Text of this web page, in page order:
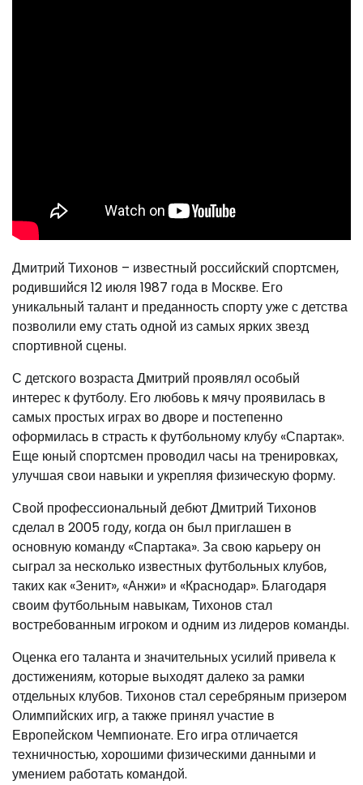
Дмитрий Тихонов – известный российский спортсмен,
родившийся 12 июля 1987 года в Москве. Его
уникальный талант и преданность спорту уже с детства
позволили ему стать одной из самых ярких звезд
спортивной сцены.
С детского возраста Дмитрий проявлял особый
интерес к футболу. Его любовь к мячу проявилась в
самых простых играх во дворе и постепенно
оформилась в страсть к футбольному клубу «Спартак».
Еще юный спортсмен проводил часы на тренировках,
улучшая свои навыки и укрепляя физическую форму.
Свой профессиональный дебют Дмитрий Тихонов
сделал в 2005 году, когда он был приглашен в
основную команду «Спартака». За свою карьеру он
сыграл за несколько известных футбольных клубов,
таких как «Зенит», «Анжи» и «Краснодар». Благодаря
своим футбольным навыкам, Тихонов стал
востребованным игроком и одним из лидеров команды.
Оценка его таланта и значительных усилий привела к
достижениям, которые выходят далеко за рамки
отдельных клубов. Тихонов стал серебряным призером
Олимпийских игр, а также принял участие в
Европейском Чемпионате. Его игра отличается
техничностью, хорошими физическими данными и
умением работать командой.